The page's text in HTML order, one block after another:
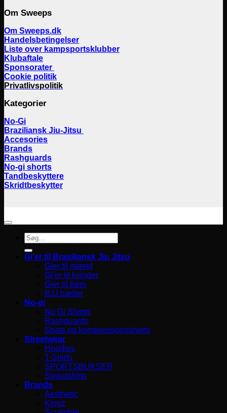
Om Sweeps
Om Sweeps.dk
Handelsbetingelser
Liste over kampsportsklubber
Klubaftale
Sponsorater
Cookie politik
Privatlivspolitik
Kategorier
No-Gi
Braziliansk Jiu-Jitsu
Accesories
Brands
Rashguards
No-gi shorts
Tandbeskyttere
Skridtbeskytter
Søg
efter:
Gi’er til Brasiliansk Jiu Jitsu
Gier til mænd
Gi’er til kvinder
Gier til børn
BJJ bælter
No-gi
No Gi Shorts
Rashguards
Spats og kompressionsshorts
Streetwear
Hoodies
T-Shirts
SPORTSBUKSER
Sweatshirts
Brands
Aesthetic
Kingz